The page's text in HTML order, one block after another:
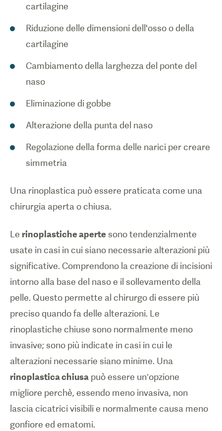
cartilagine
Riduzione delle dimensioni dell'osso o della
cartilagine
Cambiamento della larghezza del ponte del
naso
Eliminazione di gobbe
Alterazione della punta del naso
Regolazione della forma delle narici per creare
simmetria
Una rinoplastica può essere praticata come una
chirurgia aperta o chiusa.
Le rinoplastiche aperte sono tendenzialmente
usate in casi in cui siano necessarie alterazioni più
significative. Comprendono la creazione di incisioni
intorno alla base del naso e il sollevamento della
pelle. Questo permette al chirurgo di essere più
preciso quando fa delle alterazioni. Le
rinoplastiche chiuse sono normalmente meno
invasive; sono più indicate in casi in cui le
alterazioni necessarie siano minime. Una
rinoplastica chiusa può essere un’opzione
migliore perchè, essendo meno invasiva, non
lascia cicatrici visibili e normalmente causa meno
gonfiore ed ematomi.